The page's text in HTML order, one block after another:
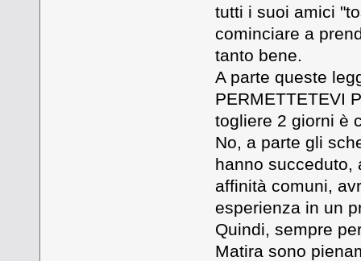
tutti i suoi amici
cominciare a
tanto bene.
A parte queste
PERMETTETEVI
togliere 2 giorni è
No, a parte gli
hanno succeduto,
affinità comuni,
esperienza in un
Quindi, sempre
Matira sono